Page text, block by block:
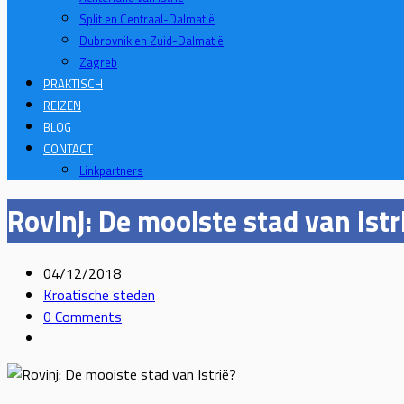
Split en Centraal-Dalmatië
Dubrovnik en Zuid-Dalmatië
Zagreb
PRAKTISCH
REIZEN
BLOG
CONTACT
Linkpartners
Rovinj: De mooiste stad van
04/12/2018
Kroatische steden
0 Comments